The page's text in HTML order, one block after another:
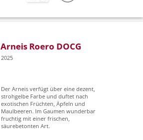
Arneis Roero DOCG
2025
Der Arneis verfügt über eine dezent,
strohgelbe Farbe und duftet nach
exotischen Früchten, Äpfeln und
Maulbeeren. Im Gaumen wunderbar
fruchtig mit einer frischen,
säurebetonten Art.